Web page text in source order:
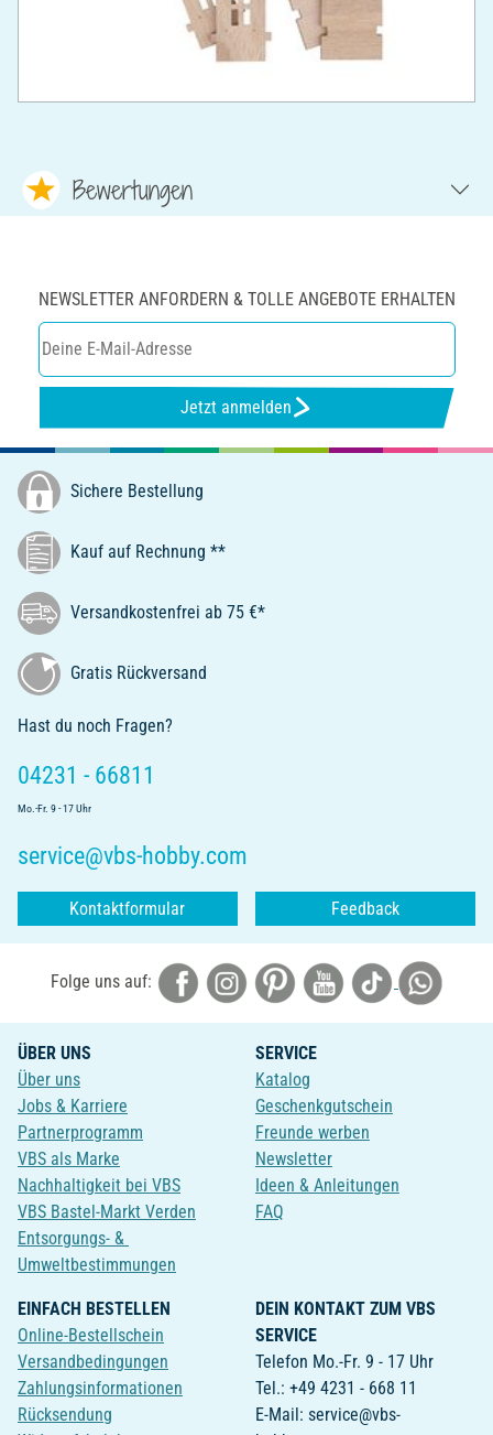
Bewertungen
NEWSLETTER ANFORDERN & TOLLE ANGEBOTE ERHALTEN
Jetzt anmelden
Sichere Bestellung
Kauf auf Rechnung **
Versandkostenfrei ab 75 €*
Gratis Rückversand
Hast du noch Fragen?
04231 - 66811
Mo.-Fr. 9 - 17 Uhr
service@vbs-hobby.com
Kontaktformular Feedback
Folge uns auf:
ÜBER UNS
Über uns
Jobs & Karriere
Partnerprogramm
VBS als Marke
Nachhaltigkeit bei VBS
VBS Bastel-Markt Verden
Entsorgungs- &
Umweltbestimmungen
SERVICE
Katalog
Geschenkgutschein
Freunde werben
Newsletter
Ideen & Anleitungen
FAQ
EINFACH BESTELLEN
Online-Bestellschein
Versandbedingungen
Zahlungsinformationen
Rücksendung
DEIN KONTAKT ZUM VBS
SERVICE
Telefon Mo.-Fr. 9 - 17 Uhr
Tel.: +49 4231 - 668 11
E-Mail: service@vbs-